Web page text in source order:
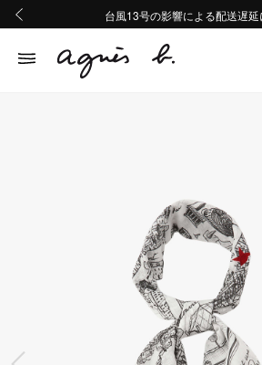
熊本地域地震の影響による配送遅
Summer Sale
台風13号の影響による配送遅延
熊本地域地震の影響による配送遅
Summer Sale
前の画像